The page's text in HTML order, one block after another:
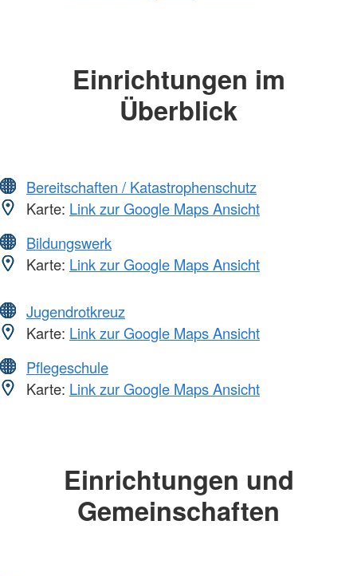
Einrichtungen im
Überblick
Bereitschaften / Katastrophenschutz
Karte: Link zur Google Maps Ansicht
Bildungswerk
Karte: Link zur Google Maps Ansicht
Jugendrotkreuz
Karte: Link zur Google Maps Ansicht
Pflegeschule
Karte: Link zur Google Maps Ansicht
Einrichtungen und
Gemeinschaften